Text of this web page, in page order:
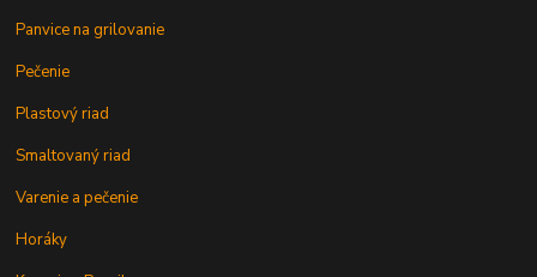
Panvice na grilovanie
Pečenie
Plastový riad
Smaltovaný riad
Varenie a pečenie
Horáky